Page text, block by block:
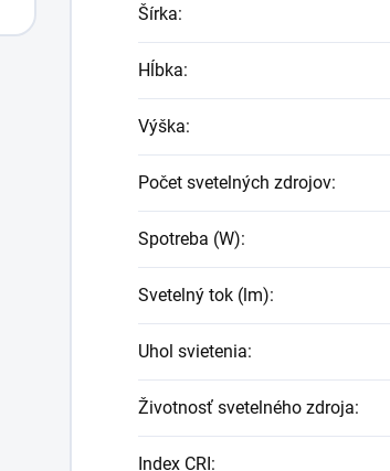
Šírka:
Hĺbka:
Výška:
Počet svetelných zdrojov:
Spotreba (W):
Svetelný tok (lm):
Uhol svietenia:
Životnosť svetelného zdroja:
Index CRI: